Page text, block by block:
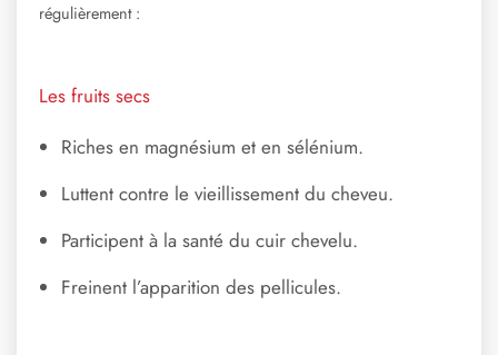
régulièrement :
Les fruits secs
Riches en magnésium et en sélénium.
Luttent contre le vieillissement du cheveu.
Participent à la santé du cuir chevelu.
Freinent l’apparition des pellicules.